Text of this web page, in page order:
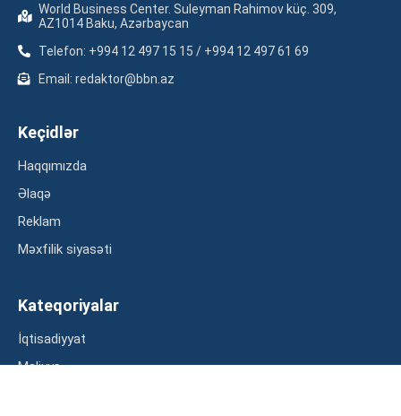
World Business Center. Suleyman Rahimov küç. 309,
AZ1014 Baku, Azərbaycan
Telefon: +994 12 497 15 15 / +994 12 497 61 69
Email: redaktor@bbn.az
Keçidlər
Haqqımızda
Əlaqə
Reklam
Məxfilik siyasəti
Kateqoriyalar
İqtisadiyyat
Maliyyə